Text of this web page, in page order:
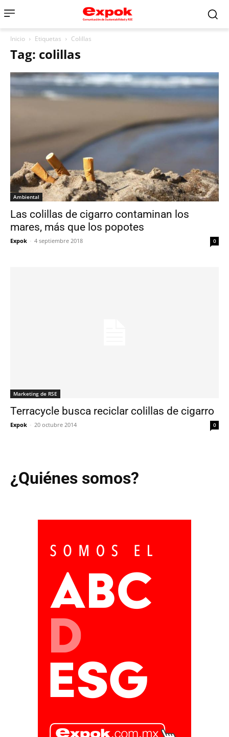
Inicio Etiquetas Colillas
Tag: colillas
Ambiental
Las colillas de cigarro contaminan los
mares, más que los popotes
Expok - 4 septiembre 2018 0
Marketing de RSE
Terracycle busca reciclar colillas de cigarro
Expok - 20 octubre 2014 0
¿Quiénes somos?